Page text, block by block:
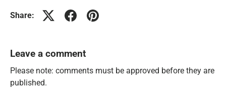
Share:
Leave a comment
Please note: comments must be approved before they are
published.